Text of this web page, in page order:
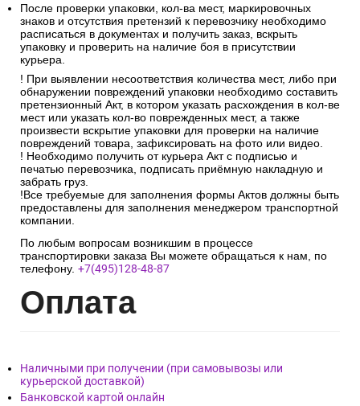
После проверки упаковки, кол-ва мест, маркировочных
знаков и отсутствия претензий к перевозчику необходимо
расписаться в документах и получить заказ, вскрыть
упаковку и проверить на наличие боя в присутствии
курьера.
! При выявлении несоответствия количества мест, либо при
обнаружении повреждений упаковки необходимо составить
претензионный Акт, в котором указать расхождения в кол-ве
мест или указать кол-во поврежденных мест, а также
произвести вскрытие упаковки для проверки на наличие
повреждений товара, зафиксировать на фото или видео.
! Необходимо получить от курьера Акт с подписью и
печатью перевозчика, подписать приёмную накладную и
забрать груз.
!Все требуемые для заполнения формы Актов должны быть
предоставлены для заполнения менеджером транспортной
компании.
По любым вопросам возникшим в процессе
транспортировки заказа Вы можете обращаться к нам, по
телефону. +7(495)128-48-87
Оплата
Наличными при получении (при самовывозы или
курьерской доставкой)
Банковской картой онлайн